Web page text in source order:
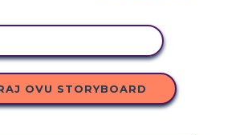
OVU STORYBOARD